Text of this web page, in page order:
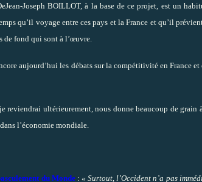
Jean-Joseph BOILLOT, à la base de ce projet, est un
qu’il voyage entre ces pays et la France et qu’il
de fond qui sont à l’œuvre.
aujourd’hui les débats sur la compétitivité en France et
reviendrai ultérieurement, nous donne beaucoup de grain
l’économie mondiale.
du Monde : «Surtout, l’Occident n’a pas